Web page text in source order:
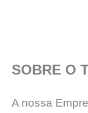
SOBRE O
A nossa